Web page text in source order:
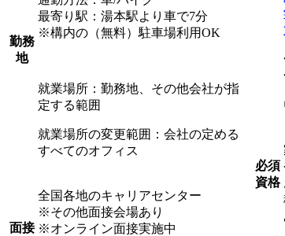
勤務
地
最寄り駅：湯本駅より車で7分
※構内の（無料）駐車場利用OK
就業場所：勤務地、その他会社が指
定する範囲
就業場所の変更範囲：会社の定める
すべてのオフィス
面接
全国各地のキャリアセンター
※その他面接会場あり
※オンライン面接実施中
必須
資格